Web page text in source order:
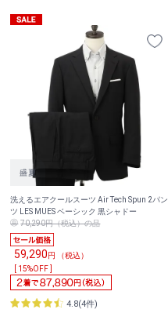
洗えるエアクールスーツ Air Tech Spun 2パン
ツ LES MUES ベーシック 黒シャドー
70,290円（税込）の品
59,290円 （税込）
[ 15%OFF ]
4.8(4件)